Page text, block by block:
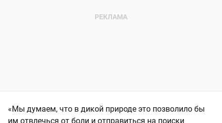
«Мы думаем, что в дикой природе это позволило бы
им отвлечься от боли и отправиться на поиски